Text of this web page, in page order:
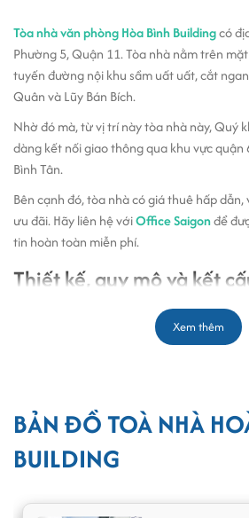
Tòa nhà văn phòng Hòa Bình Buildingcó
Phường 5, Quận 11. Tòa nhà nằm trên
tuyến đường nội khu sầm uất uất, cắt
Quân và Lũy Bán Bích.
Nhờ đó mà, từ vị trí này tòa nhà này, Quý
dàng kết nối giao thông qua khu vực quận
Bình Tân.
Bên cạnh đó, tòa nhà có giá thuê hấp
ưu đãi. Hãy liên hệ vớiOffice Saigonđể
tin hoàn toàn miễn phí.
Thiết kế, quy mô và kết
Bên cạnh đó,văn phòng cho thuê tại tòa
được trang bị cơ sở hạ tầng và trang thiết
Xem thêm
BẢN ĐỒ TOÀ NHÀ
BUILDING